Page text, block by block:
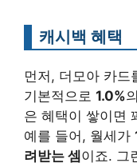
캐시백 혜택
먼저, 더모아 카드
기본적으로 1.0%
은 혜택이 쌓이면
예를 들어, 월세가
려받는 셈 이죠. 그